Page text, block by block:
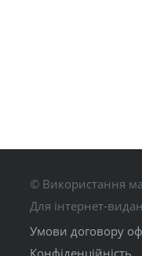
© Використання
Для інтернет-
Умови договору